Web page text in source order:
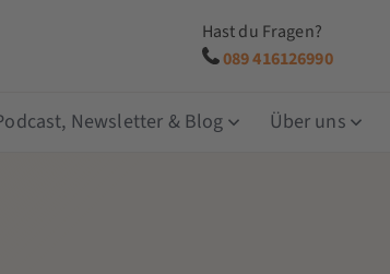
Hast du Fragen?
089 416126990
Newsletter & Blog Über uns